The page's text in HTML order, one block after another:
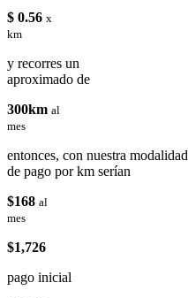
$ 0.56 x
km
y recorres un
aproximado de
300km al
mes
entonces, con nuestra modalidad
de pago por km serían
$168 al
mes
$1,726
pago inicial